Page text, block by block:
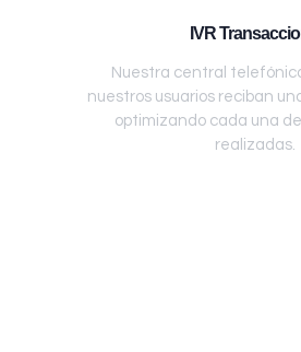
IVR
Nuestra central
nuestros usuarios reciban
optimizando cada una
realizadas.